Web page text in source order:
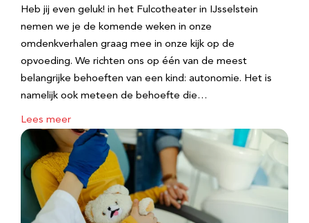
Heb jij even geluk! in het Fulcotheater in IJsselstein
nemen we je de komende weken in onze
omdenkverhalen graag mee in onze kijk op de
opvoeding. We richten ons op één van de meest
belangrijke behoeften van een kind: autonomie. Het is
namelijk ook meteen de behoefte die…
Lees meer